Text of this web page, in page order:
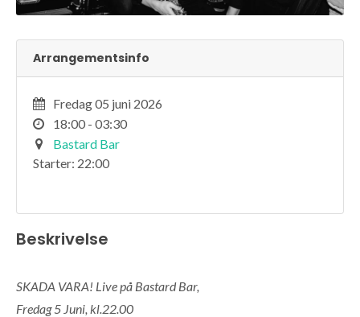
Arrangementsinfo
Fredag 05 juni 2026
18:00 - 03:30
Bastard Bar
Starter: 22:00
Beskrivelse
SKADA VARA! Live på Bastard Bar,
Fredag 5 Juni, kl.22.00